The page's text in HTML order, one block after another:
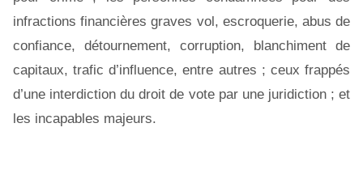
infractions financières graves vol, escroquerie, abus de
confiance, détournement, corruption, blanchiment de
capitaux, trafic d’influence, entre autres ; ceux frappés
d’une interdiction du droit de vote par une juridiction ; et
les incapables majeurs.